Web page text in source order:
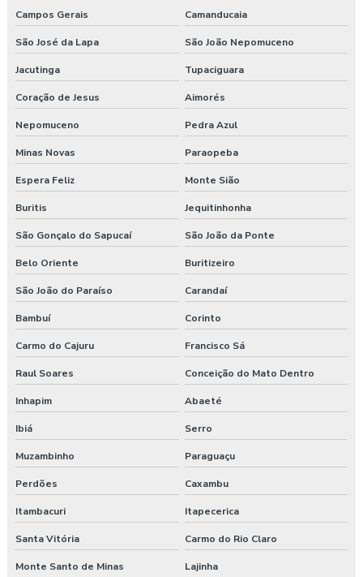
Campos Gerais Camanducaia
São José da Lapa São João Nepomuceno
Jacutinga Tupaciguara
Coração de Jesus Aimorés
Nepomuceno Pedra Azul
Minas Novas Paraopeba
Espera Feliz Monte Sião
Buritis Jequitinhonha
São Gonçalo do Sapucaí São João da Ponte
Belo Oriente Buritizeiro
São João do Paraíso Carandaí
Bambuí Corinto
Carmo do Cajuru Francisco Sá
Raul Soares Conceição do Mato Dentro
Inhapim Abaeté
Ibiá Serro
Muzambinho Paraguaçu
Perdões Caxambu
Itambacuri Itapecerica
Santa Vitória Carmo do Rio Claro
Monte Santo de Minas Lajinha